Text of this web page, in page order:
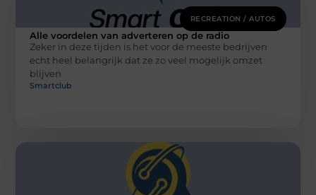
RECREATION / AUTOS
Alle voordelen van adverteren op de radio
Zeker in deze tijden is het voor de meeste bedrijven
echt heel belangrijk dat ze zo veel mogelijk omzet
blijven
Smartclub